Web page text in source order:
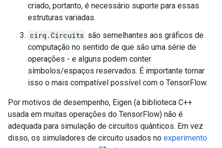
criado, portanto, é necessário suporte para essas
estruturas variadas.
cirq.Circuits são semelhantes aos gráficos de
computação no sentido de que são uma série de
operações - e alguns podem conter
símbolos/espaços reservados. É importante tornar
isso o mais compatível possível com o TensorFlow.
Por motivos de desempenho, Eigen (a biblioteca C++
usada em muitas operações do TensorFlow) não é
adequada para simulação de circuitos quânticos. Em vez
disso, os simuladores de circuito usados ​​no experimento